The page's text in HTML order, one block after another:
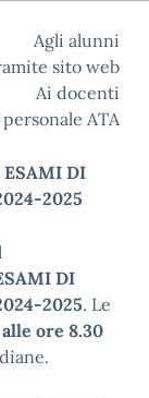
Agli alunni
sito web
Ai docenti
ATA
ESAMI DI
2025
DI
2025. Le
ore 8.30